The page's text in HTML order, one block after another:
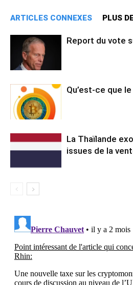
ARTICLES CONNEXES PLUS
Report du vote
Qu’est-ce que
La Thaïlande
issues de la